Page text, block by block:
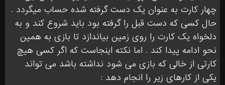
چهار کارت به عنوان یک دست گرفته شده حساب میگردد .
حال کسی که دست قبل را گرفته بود باید شروع کند و به
دلخواه یک کارت را روی زمین بیاندازد تا بازی به همین
نحو ادامه پیدا کند . اما نکته اینجاست که اگر کسی هیچ
کارتی از خالی که بازی می شود نداشته باشد می تواند
یکی از کارهای زیر را انجام دهد :